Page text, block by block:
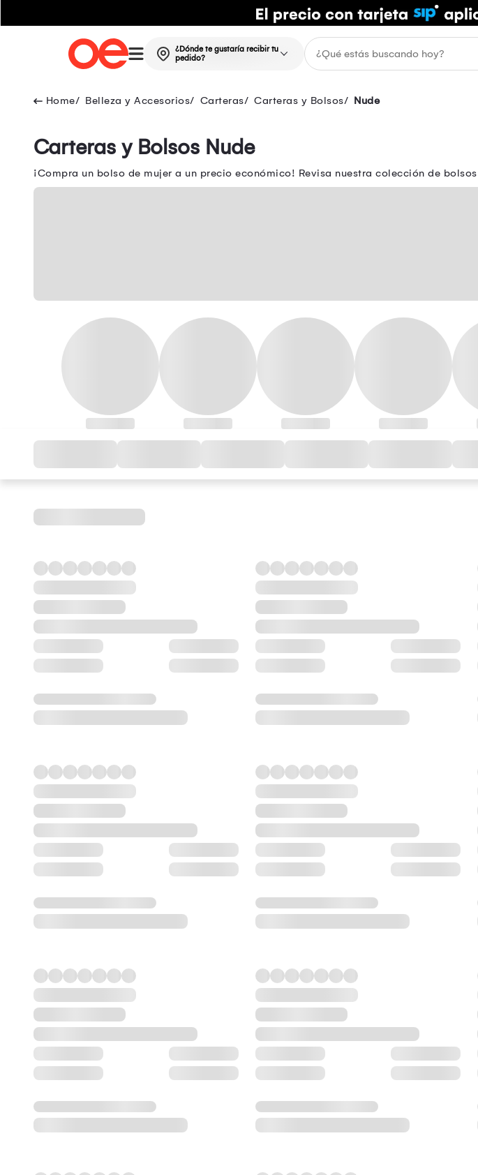
¿Dónde te gustaría recibir tu
pedido?
Belleza y Accesorios Carteras Carteras y Bolsos Nude
Carteras y Bolsos Nude
¡Compra un bolso de mujer a un precio económico! Revisa nuestra colección de